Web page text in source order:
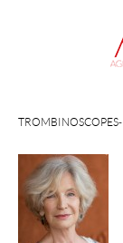
TROMBINOSCOPES